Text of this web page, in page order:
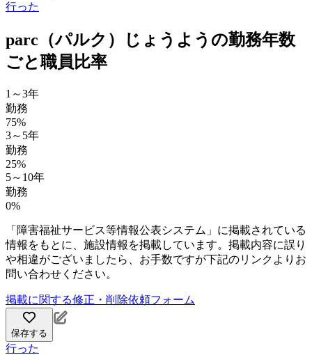
行った
parc（パルク）じょうようの勤務年数
ごと職員比率
1～3年
勤務
75%
3～5年
勤務
25%
5～10年
勤務
0%
「障害福祉サービス等情報公表システム」に掲載されている
情報をもとに、施設情報を掲載しています。掲載内容に誤り
や相違がございましたら、お手数ですが下記のリンクよりお
問い合わせください。
掲載に関する修正・削除依頼フォーム
保存する
行った